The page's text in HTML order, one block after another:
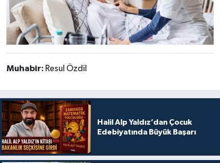
Muhabir: Resul Özdil
Halil Alp Yaldız’dan Çocuk
Edebiyatında Büyük Başarı